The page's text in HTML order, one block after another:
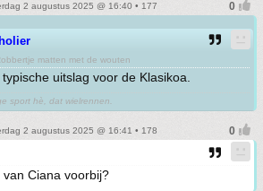
2 augustus 2025 @ 16:40 • 177
matten met de wouten
uitslag voor de Klasikoa.
sport hè, dat wielrennen.
2 augustus 2025 @ 16:41 • 178
Ciana voorbij?